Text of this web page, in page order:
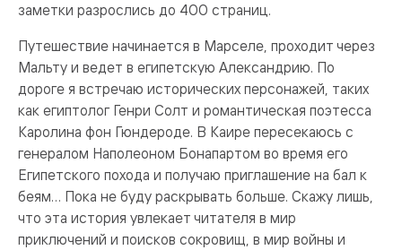
заметки разрослись до 400 страниц.
Путешествие начинается в Марселе, проходит через
Мальту и ведет в египетскую Александрию. По
дороге я встречаю исторических персонажей, таких
как египтолог Генри Солт и романтическая поэтесса
Каролина фон Гюндероде. В Каире пересекаюсь с
генералом Наполеоном Бонапартом во время его
Египетского похода и получаю приглашение на бал к
беям… Пока не буду раскрывать больше. Скажу лишь,
что эта история увлекает читателя в мир
приключений и поисков сокровищ, в мир войны и